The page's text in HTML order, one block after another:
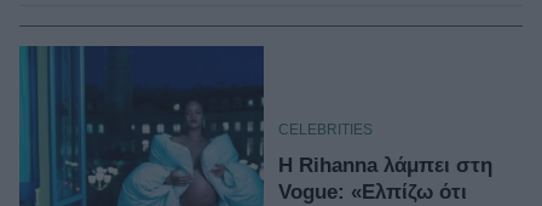
CELEBRITIES
H Rihanna λάμπει στη
Vogue: «Ελπίζω ότι